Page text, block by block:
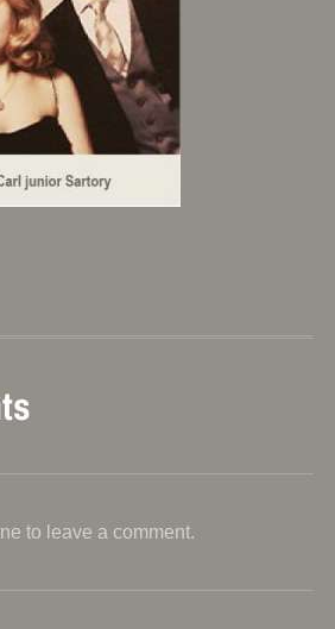
to leave a comment.